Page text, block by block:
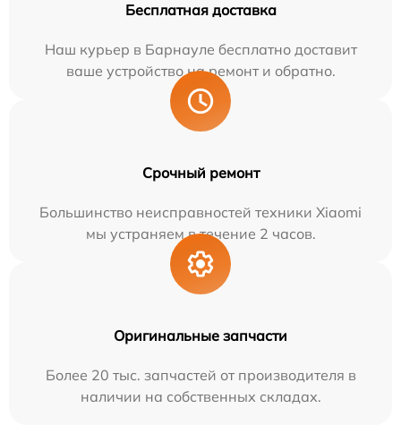
Бесплатная доставка
Наш курьер в Барнауле бесплатно доставит
ваше устройство на ремонт и обратно.
Срочный ремонт
Большинство неисправностей техники Xiaomi
мы устраняем в течение 2 часов.
Оригинальные запчасти
Более 20 тыс. запчастей от производителя в
наличии на собственных складах.